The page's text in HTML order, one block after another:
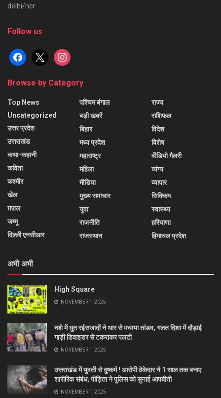
delhi/ncr
Follow us
facebook
x instagram
Browse by Category
Top News
Uncategorized
उत्तर प्रदेश
उत्तराखंड
कथा-कहानी
कविता
कश्मीर
खेल
ग़ज़ल
जम्मू
दिल्ली एनसीआर
पश्चिम बंगाल
बड़ी खबरें
बिहार
मध्य प्रदेश
महाराष्ट्र
महिला
मीडिया
मुख्य समाचार
युवा
राजनीति
राजस्थान
राज्य
राशिफल
विदेश
विशेष
वीडियो गैलरी
व्यंग्य
व्यापार
सिक्किम
स्वास्थ्य
हरियाणा
हिमाचल प्रदेश
अभी अभी
High Square
NOVEMBER 1, 2025
नशे में धुत रईसजादों ने थार से मचाया तांडव, गलत दिशा में दौड़ाई
गाड़ी डिवाइडर से टकराकर पलटी
NOVEMBER 1, 2025
उत्तराखंड में युवती से दुष्कर्म ! आरोपी ठेकेदार ने 1 साल तक बनाए
शारीरिक संबंध; पीड़िता ने पुलिस को सुनाई आपबीती
NOVEMBER 1, 2025